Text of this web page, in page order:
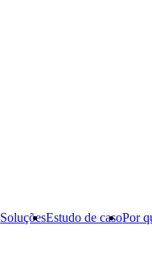
SoluçõesEstudo de casoPor